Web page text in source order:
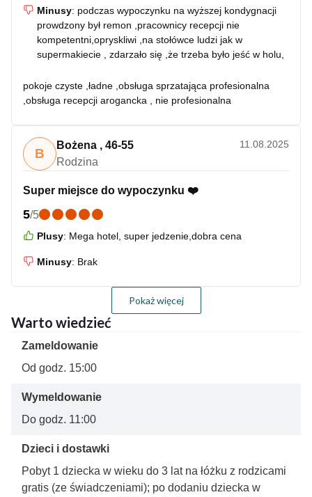
Minusy: podczas wypoczynku na wyższej kondygnacji
prowdzony był remon ,pracownicy recepcji nie
kompetentni,opryskliwi ,na stołówce ludzi jak w
supermakiecie , zdarzało się ,że trzeba było jeść w holu,
pokoje czyste ,ładne ,obsługa sprzatająca profesionalna
,obsługa recepcji arogancka , nie profesionalna
B
Bożena , 46-55
Rodzina
Super miejsce do wypoczynku ❤️
5/5
Plusy: Mega hotel, super jedzenie,dobra cena
Minusy: Brak
11.08.2025
Pokaż więcej
Warto wiedzieć
Zameldowanie
Od godz. 15:00
Wymeldowanie
Do godz. 11:00
Dzieci i dostawki
Pobyt 1 dziecka w wieku do 3 lat na łóżku z rodzicami
gratis (ze świadczeniami); po dodaniu dziecka w